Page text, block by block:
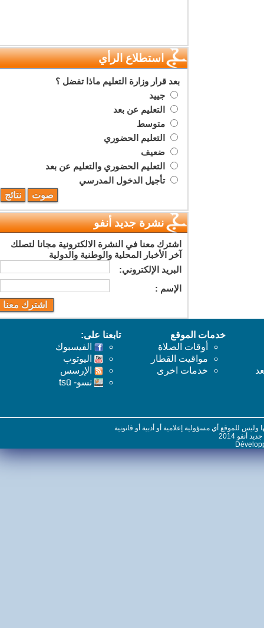
استطلاع الرأي
بعد قرار وزارة التعليم ماذا تفضل ؟
جييد
التعليم عن بعد
متوسط
التعليم الحضوري
ضعيف
التعليم الحضوري والتعليم عن بعد
تأجيل الدخول المدرسي
نشرة جديد أنفو
اشترك معنا في النشرة الالكترونية مجانا لتصلك
آخر الأخبار المحلية والوطنية والدولية
البريد اﻹلكتروني:
اﻹسم :
خدمات الموقع
أوقات الصلاة
مواقيت القطار
خدمات اخرى
تابعنا على:
الفيسبوك
اليوتوب
اﻹرسس
تسو- tsū
للموقع أي مسؤولية إعلامية أو أدبية أو قانونية
2014